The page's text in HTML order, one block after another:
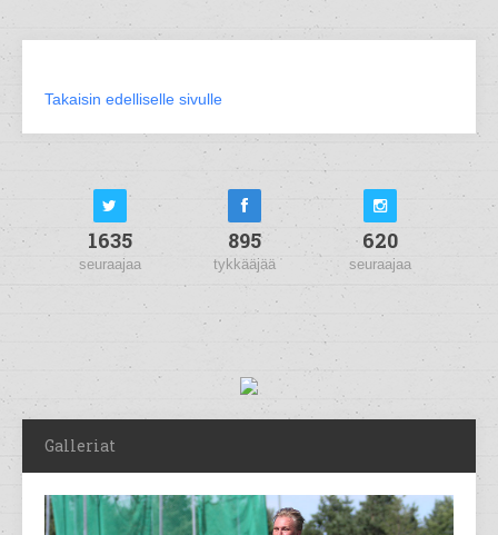
Takaisin edelliselle sivulle
1635
seuraajaa
895
tykkääjää
620
seuraajaa
Galleriat